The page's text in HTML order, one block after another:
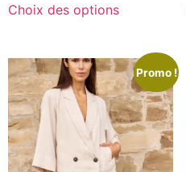
Choix des options
Promo !